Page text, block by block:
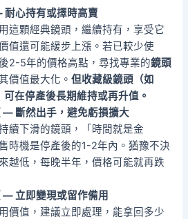
心持有或擇時高賣
這顆經典鏡頭，繼續持有，享受它
值還可能緩步上漲。若已較少使
2-5年的價格高點，尋找專業的鏡頭
價值最大化。但收藏級鏡頭（如
在停產後長期維持或再升值。
— 斷然出手，避免虧損擴大
續下滑的鏡頭，「時間就是金
時機是停產後的1-2年內。猶豫不決
越低，每晚半年，價格可能就再跌
立即變現或留作備用
價值，建議立即處理，能拿回多少